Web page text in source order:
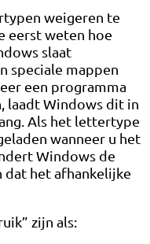
weigeren te
eerst weten hoe
slaat
speciale mappen
een programma
laadt Windows dit in
Als het lettertype
wanneer u het
Windows de
het afhankelijke
zijn als: